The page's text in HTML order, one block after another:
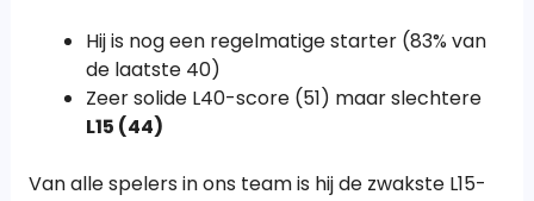
Hij is nog een regelmatige starter (83% van
de laatste 40)
Zeer solide L40-score (51) maar slechtere
L15 (44)
Van alle spelers in ons team is hij de zwakste L15-